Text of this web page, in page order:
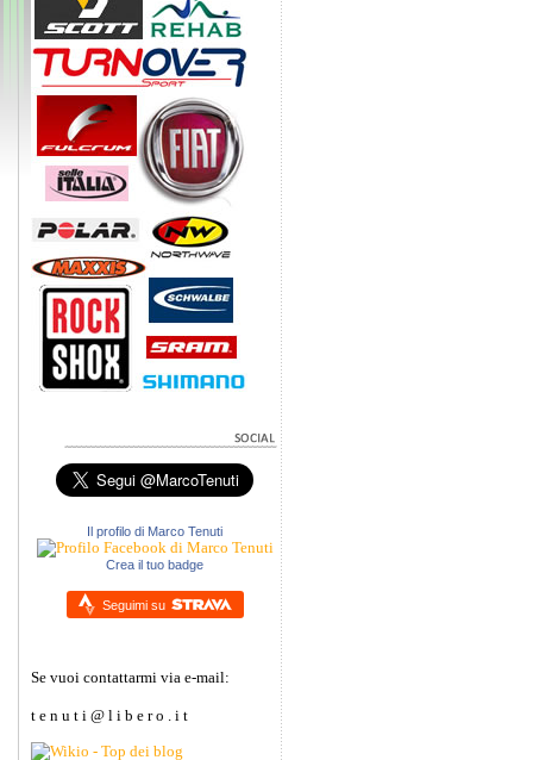
Il profilo di Marco Tenuti
Crea il tuo badge
Seguimi su
Se vuoi contattarmi via e-mail:
t e n u t i @ l i b e r o . i t